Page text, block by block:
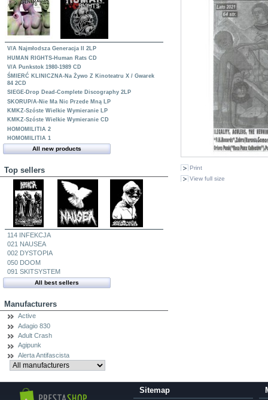
V/A Najmłodsza Generacja II 2LP
HUMAN RIGHTS-Human Rats CD
V/A Punkstok 1980-1989 CD
ŚMIERĆ KLINICZNA-Na Żywo Z Kinoteatru X / Gwarek
84 2CD
SIEGE-Drop Dead-Complete Discography 2LP
SKORUP/A-Nie Ma Nic Przede Mną LP
KMKZ-Szóste Wielkie Wymieranie LP
KMKZ-Szóste Wielkie Wymieranie CD
HOMOMILITIA 2
HOMOMILITIA 1
All new products
Top sellers
114 INFEKCJA
021 NAUSEA
002 DYSTOPIA
050 DOOM
091 SKITSYSTEM
All best sellers
Manufacturers
Active
Adagio 830
Adult Crash
Agipunk
Alerta Antifascista
Print
View full size
Sitemap